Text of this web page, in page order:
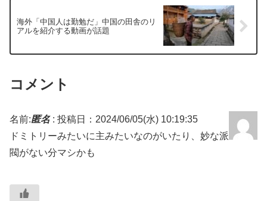
海外「中国人は勤勉だ」中国の田舎のリ
アルを紹介する動画が話題
コメント
名前:匿名: 投稿日：2024/06/05(水) 10:19:35
ドミトリーみたいに主みたいなのがいたり、妙な派
閥がない分マシかも